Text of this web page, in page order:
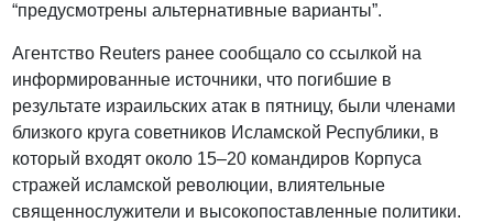
“предусмотрены альтернативные варианты”.
Агентство Reuters ранее сообщало со ссылкой на
информированные источники, что погибшие в
результате израильских атак в пятницу, были членами
близкого круга советников Исламской Республики, в
который входят около 15–20 командиров Корпуса
стражей исламской революции, влиятельные
священнослужители и высокопоставленные политики.